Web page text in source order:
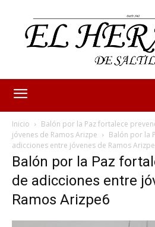
Inicio
Balón por la Paz fortalece
jóvenes de Ramos Arizpe
Balón por la
adicciones entre jóvenes de Ramos
Balón por la Paz
de adicciones entre
Ramos Arizpe6